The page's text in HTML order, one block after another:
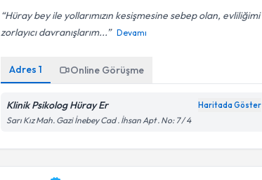
Hüray bey ile yollarımızın kesişmesine sebep olan, evliliğimi
zorlayıcı davranışlarım...
Devamı
Adres1 Online Görüşme
Klinik Psikolog Hüray Er Haritada Göster
Sarı Kız Mah. Gazi İnebey Cad . İhsan Apt . No: 7 / 4